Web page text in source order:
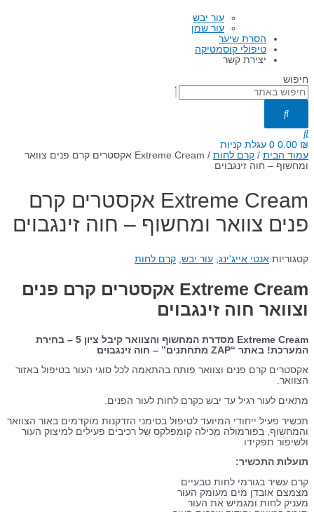
עור יבש
עור שמן
הסרת שיער
טיפולי קוסמטיקה
יצירת קשר
חיפוש
0.00 ₪
0 עגלת קניות
עמוד הבית / קרם לחות
/ Extreme Cream אקסטרים קרם פנים צוואר
ומחשוף – חוה זינגבוים
Extreme Cream אקסטרים קרם
פנים צוואר ומחשוף – חוה זינגבוים
קטגוריות אנטי אייג'ינג, עור יבש, קרם לחות
Extreme Cream אקסטרים קרם פנים
וצוואר חוה זינגבוים
Extreme Cream מסדרת המחשוף והצוואר קיבל ציון 5 – בחירת
המערכת! באתר “ZAP מתחתנים” – חוה זינגבוים
אקסטרים קרם פנים וצוואר פותח בהתאמה לכל סוגי העור בטיפול באזור
הצוואר.
מתאים לעור רגיל עד יבש כקרם לחות לעור הפנים.
תכשיר פעיל ייחודי המיועד לטיפול בסימני הזדקנות מוקדמים באור הצוואר
והמחשוף, בפורמולה מכילה קומפלקס של רכיבים פעילים למיצוק העור
ולשיפור תפקידו.
תועלות התכשיר:
קרם עשיר בגורמי לחות טבעיים
מצמצם אובדן מים מעומק העור
מעניק לחות ומגמיש את העור